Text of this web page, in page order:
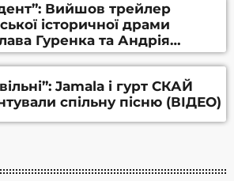
Вийшов трейлер
історичної драми
Гуренка та Андрія
(ВІДЕО)
Jamala і гурт СКАЙ
спільну пісню (ВІДЕО)